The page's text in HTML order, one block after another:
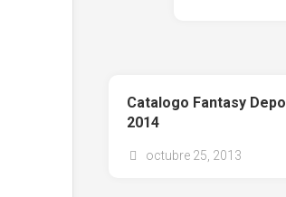
Catalogo Fantasy
2014
octubre 25, 2013